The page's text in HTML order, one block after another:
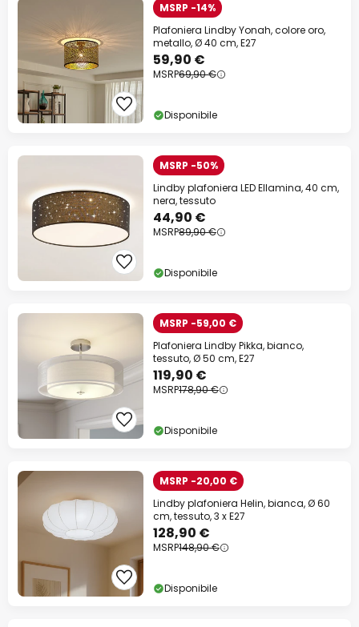
MSRP -14%
Plafoniera Lindby Yonah, colore oro,
metallo, Ø 40 cm, E27
59,90 €
MSRP69,90 €
Disponibile
MSRP -50%
Lindby plafoniera LED Ellamina, 40 cm,
nera, tessuto
44,90 €
MSRP89,90 €
Disponibile
MSRP -59,00 €
Plafoniera Lindby Pikka, bianco,
tessuto, Ø 50 cm, E27
119,90 €
MSRP178,90 €
Disponibile
MSRP -20,00 €
Lindby plafoniera Helin, bianca, Ø 60
cm, tessuto, 3 x E27
128,90 €
MSRP148,90 €
Disponibile